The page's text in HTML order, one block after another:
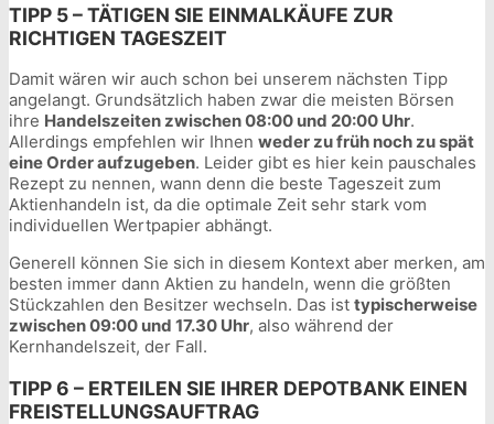
TIPP 5 – TÄTIGEN SIE EINMALKÄUFE ZUR
RICHTIGEN TAGESZEIT
Damit wären wir auch schon bei unserem nächsten Tipp
angelangt. Grundsätzlich haben zwar die meisten Börsen
ihre Handelszeiten zwischen 08:00 und 20:00 Uhr.
Allerdings empfehlen wir Ihnen weder zu früh noch zu spät
eine Order aufzugeben. Leider gibt es hier kein pauschales
Rezept zu nennen, wann denn die beste Tageszeit zum
Aktienhandeln ist, da die optimale Zeit sehr stark vom
individuellen Wertpapier abhängt.
Generell können Sie sich in diesem Kontext aber merken, am
besten immer dann Aktien zu handeln, wenn die größten
Stückzahlen den Besitzer wechseln. Das ist typischerweise
zwischen 09:00 und 17.30 Uhr, also während der
Kernhandelszeit, der Fall.
TIPP 6 – ERTEILEN SIE IHRER DEPOTBANK EINEN
FREISTELLUNGSAUFTRAG